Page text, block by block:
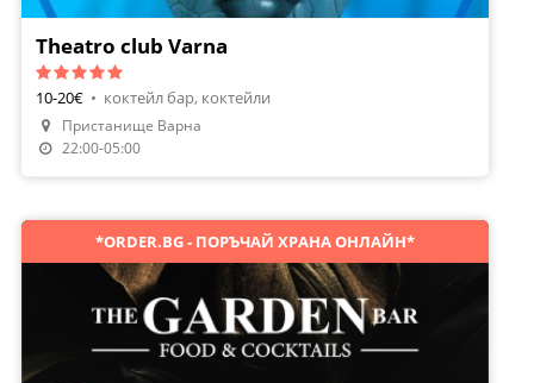
Theatro club Varna
10-20€ • коктейл бар, коктейли
Пристанище Варна
22:00-05:00
*ORDER.BG - ПОРЪЧАЙ ХРАНА ОНЛАЙН*